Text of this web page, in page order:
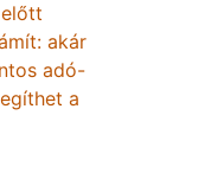
akár
adó-
a